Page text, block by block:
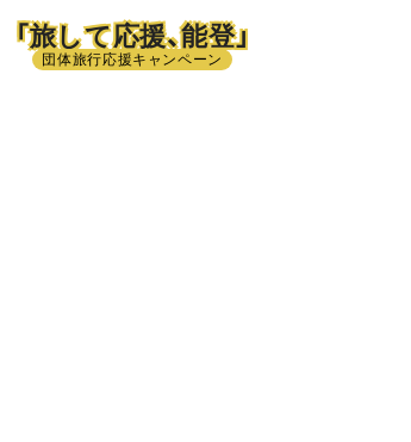
「旅して応援、能登」
団体旅行応援キャンペーン